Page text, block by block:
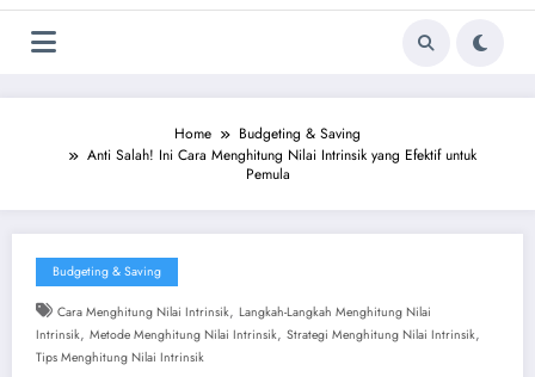
Home
Budgeting & Saving
Anti Salah! Ini Cara Menghitung Nilai Intrinsik yang Efektif untuk
Pemula
Budgeting & Saving
Cara Menghitung Nilai Intrinsik, Langkah-Langkah Menghitung Nilai
Intrinsik, Metode Menghitung Nilai Intrinsik, Strategi Menghitung Nilai Intrinsik,
Tips Menghitung Nilai Intrinsik